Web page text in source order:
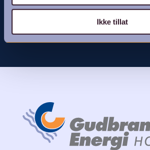
Ikke tillat
Last mer